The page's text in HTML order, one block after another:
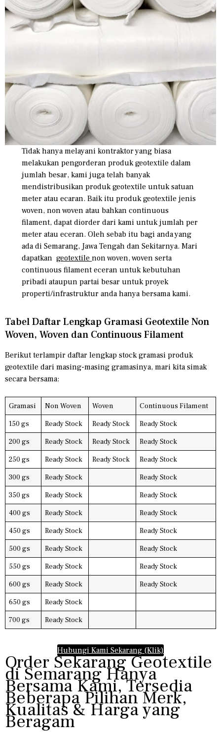
Tidak hanya melayani kontraktor yang biasa
melakukan pengorderan produk geotextile dalam
jumlah besar, kami juga telah banyak
mendistribusikan produk geotextile untuk satuan
meter atau ecaran. Baik itu produk geotextile jenis
woven, non woven atau bahkan continuous
filament, dapat diorder dari kami untuk jumlah per
meter atau eceran. Oleh sebab itu bagi anda yang
ada di Semarang, Jawa Tengah dan Sekitarnya. Mari
dapatkangeotextilenon woven, woven serta
continuous filament eceran untuk kebutuhan
pribadi ataupun partai besar untuk proyek
properti/infrastruktur anda hanya bersama kami.
Tabel Daftar Lengkap Gramasi Geotextile Non
Woven, Woven dan Continuous Filament
Berikut terlampir daftar lengkap stock gramasi produk
geotextile dari masing-masing gramasinya, mari kita simak
secara bersama:
Gramasi Non Woven Woven
Continuous Filament
150 gs
Ready Stock Ready Stock
Ready Stock
200 gs
Ready Stock Ready Stock
Ready Stock
250 gs
Ready Stock Ready Stock
Ready Stock
300 gs
Ready Stock
Ready Stock
350 gs
Ready Stock
Ready Stock
400 gs
Ready Stock
Ready Stock
450 gs
Ready Stock
Ready Stock
500 gs
Ready Stock
Ready Stock
550 gs
Ready Stock
Ready Stock
600 gs
Ready Stock
Ready Stock
650 gs
Ready Stock
700 gs
Ready Stock
Hubungi Kami Sekarang (Klik)
Order Sekarang Geotextile
di Semarang Hanya
Bersama Kami, Tersedia
Beberapa Pilihan Merk,
Kualitas & Harga yang
Beragam